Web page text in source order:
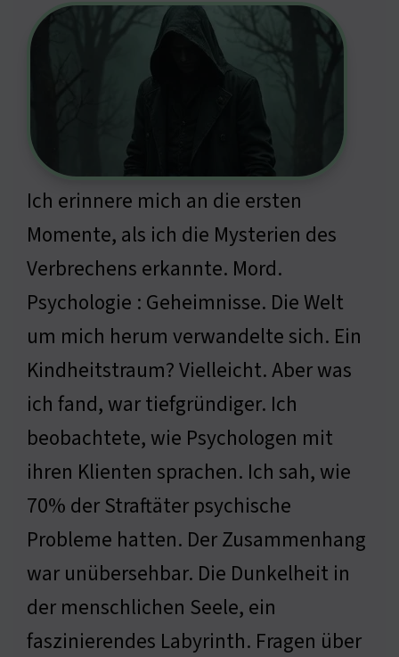
Ich erinnere mich an die ersten
Momente, als ich die Mysterien des
Verbrechens erkannte. Mord.
Psychologie : Geheimnisse. Die Welt
um mich herum verwandelte sich. Ein
Kindheitstraum? Vielleicht. Aber was
ich fand, war tiefgründiger. Ich
beobachtete, wie Psychologen mit
ihren Klienten sprachen. Ich sah, wie
70% der Straftäter psychische
Probleme hatten. Der Zusammenhang
war unübersehbar. Die Dunkelheit in
der menschlichen Seele, ein
faszinierendes Labyrinth. Fragen über